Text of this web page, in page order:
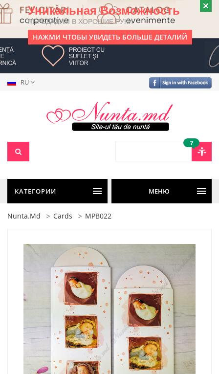
Уникальная Возможность
ПЕРЕДАДИМ В ХОРОШИЕ РУКИ
НАЖМИ ЧТОБЫ УВИДЕТЬ БОЛЬШЕ ДЕТАЛИЙ
RU
?
КАТЕГОРИИ МЕНЮ
Nunta.md Cards MPB022